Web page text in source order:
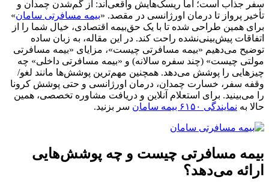
سفر جذاب است؛ اما ریسک‌هایش واقعی‌اند: از گم‌شدن چمدان و
تأخیر پرواز تا درمان اورژانسی در مقصد. «بیمه مسافرتی سامان»
برای همین طراحی شده تا با یک حق‌بیمه اقتصادی، خیال شما را از
اتفاقات پیش‌بینی‌نشده راحت کند. در این مقاله، به زبان ساده
توضیح می‌دهیم «بیمه مسافرتی چیست»، مزایای «بیمه مسافرتی
مولتی چیست» (چند سفره سالانه) و «بیمه مسافرتی داخلی» چه
چیزهایی را پوشش می‌دهد. همچنین مهم‌ترین پوشش‌ها مانند لغو/
وقفه سفر، خسارت چمدان، درمان اورژانسی و حتی پوشش کرونا
را می‌بینید. برای استعلام آنلاین و دریافت مشاوره تخصصی، همین
حالا به نمایندگی ۶۱۵۰ بیمه سامان سر بزنید.
بیمه مسافرتی چیست و چه پوشش‌هایی
ارائه می‌دهد؟